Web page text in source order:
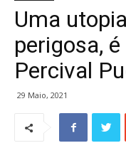
Uma
perigosa,
Percival
29 Maio, 2021